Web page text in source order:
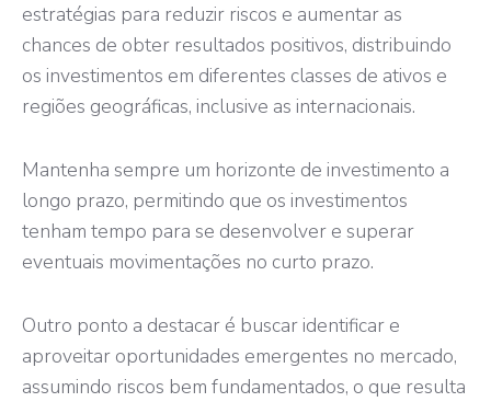
estratégias para reduzir riscos e aumentar as
chances de obter resultados positivos, distribuindo
os investimentos em diferentes classes de ativos e
regiões geográficas, inclusive as internacionais.
Mantenha sempre um horizonte de investimento a
longo prazo, permitindo que os investimentos
tenham tempo para se desenvolver e superar
eventuais movimentações no curto prazo.
Outro ponto a destacar é buscar identificar e
aproveitar oportunidades emergentes no mercado,
assumindo riscos bem fundamentados, o que resulta